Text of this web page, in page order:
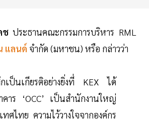
ชประธานคณะกรรมการบริหาร RML
แลนด์ จำกัด (มหาชน) หรือ กล่าวว่า
กเป็นเกียรติอย่างยิ่งที่ KEX ได้
คาร ‘OCC’ เป็นสำนักงานใหญ่
ทศไทย ความไว้วางใจจากองค์กร